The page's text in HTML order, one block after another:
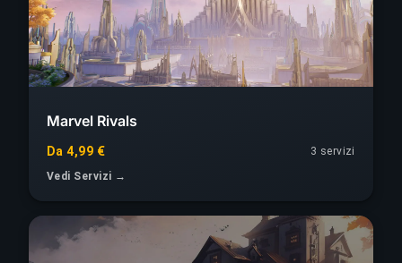
Marvel Rivals
Da 4,99 €
3 servizi
Vedi Servizi →